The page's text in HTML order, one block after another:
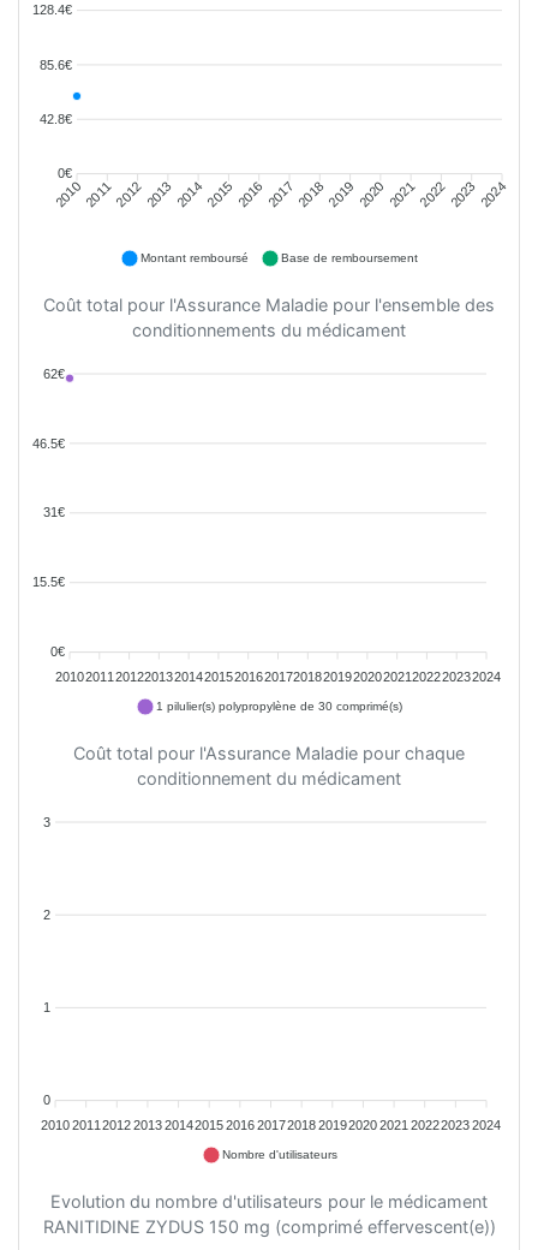
128.4€
85.6€
42.8€
0€
2010201120122013 20142015 2016 2017 20182019 2020 202120222023 2024
Montant remboursé Base de remboursement
Coût total pour l'Assurance Maladie pour l'ensemble des
conditionnements du médicament
62€
46.5€
31€
15.5€
0€
20102011 2012201320142015201620172018201920202021 202220232024
1 pilulier(s) polypropylène de 30 comprimé(s)
Coût total pour l'Assurance Maladie pour chaque
conditionnement du médicament
3
2
1
0
20102011 2012201320142015201620172018201920202021 202220232024
Nombre d'utilisateurs
Evolution du nombre d'utilisateurs pour le médicament
RANITIDINE ZYDUS 150 mg (comprimé effervescent(e))